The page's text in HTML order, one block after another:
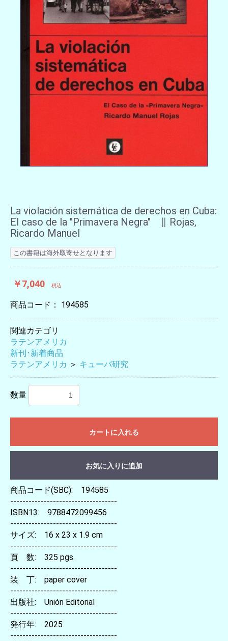
La violación sistemática de derechos en Cuba:
El caso de la "Primavera Negra" ∥ Rojas,
Ricardo Manuel
この書籍は海外取寄せとなります
￥7,040 税込
商品コード： 194585
関連カテゴリ
ラテンアメリカ
新刊･新着商品
ラテンアメリカ ＞ キューバ研究
数量
カートに入れる
お気に入りに追加
商品コード(SBC): 194585
-----------------------------------
ISBN13: 9788472099456
-----------------------------------
サイズ: 16 x 23 x 1.9 cm
-----------------------------------
頁 数: 325 pgs.
-----------------------------------
装 丁: paper cover
-----------------------------------
出版社: Unión Editorial
-----------------------------------
発行年: 2025
-----------------------------------